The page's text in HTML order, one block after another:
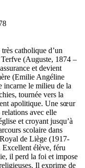
catholique d’un
(Auguste, 1874 –
et devient
(Emilie Angéline
incarne le milieu de la
tournée vers la
apolitique. Une sœur
relations avec elle
et croyant jusqu’à
scolaire dans
de Liège (1917-
Excellent élève, féru
il perd la foi et impose
Il exprime de